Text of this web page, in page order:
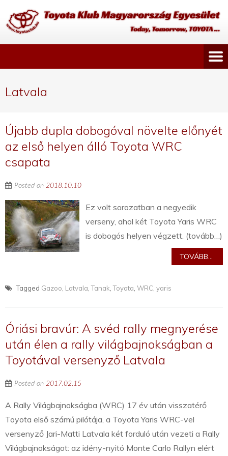
Latvala
Újabb dupla dobogóval növelte előnyét
az első helyen álló Toyota WRC
csapata
Posted on 2018.10.10
Ez volt sorozatban a negyedik
verseny, ahol két Toyota Yaris WRC
is dobogós helyen végzett. (tovább…)
TOVÁBB...
Tagged Gazoo Latvala ,Tanak ,Toyota WRC yaris
Óriási bravúr: A svéd rally megnyerése
után élen a rally világbajnokságban a
Toyotával versenyző Latvala
Posted on 2017.02.15
A Rally Világbajnokságba (WRC) 17 év után visszatérő
Toyota első számú pilótája, a Toyota Yaris WRC-vel
versenyző Jari-Matti Latvala két forduló után vezeti a Rally
Világbajnokságot: az idény-nyitó Monte Carlo Rallyn elért